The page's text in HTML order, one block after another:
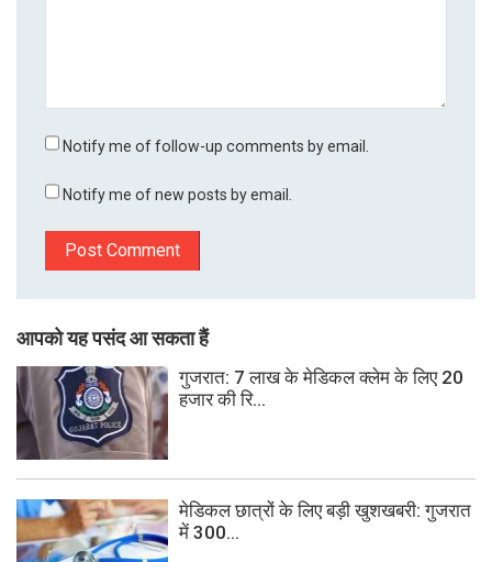
Notify me of follow-up comments by email.
Notify me of new posts by email.
आपको यह पसंद आ सकता हैं
गुजरात: 7 लाख के मेडिकल क्लेम के लिए 20
हजार की रि...
मेडिकल छात्रों के लिए बड़ी खुशखबरी: गुजरात
में 300...